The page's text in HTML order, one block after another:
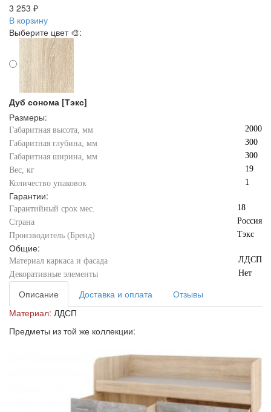
3 253 ₽
В корзину
Выберите цвет 🎨:
Дуб сонома [Тэкс]
Размеры:
Габаритная высота, мм
2000
Габаритная глубина, мм
300
Габаритная ширина, мм
300
Вес, кг
19
Количество упаковок
1
Гарантии:
Гарантийный срок мес.
18
Страна
Россия
Производитель (Бренд)
Тэкс
Общие:
Материал каркаса и фасада
ЛДСП
Декоративные элементы
Нет
Описание Доставка и оплата
Отзывы
Материал: ЛДСП
Предметы из той же коллекции: